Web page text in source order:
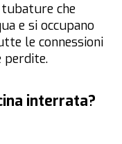
che
e si occupano
le connessioni
perdite.
interrata?